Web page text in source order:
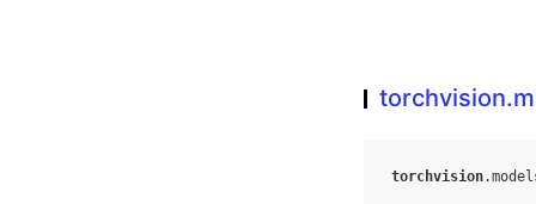
torchvision.